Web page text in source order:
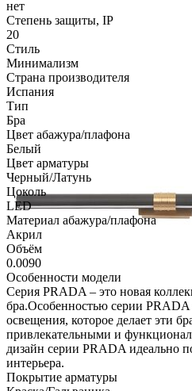
нет
Степень защиты, IP
20
Стиль
Минимализм
Страна производителя
Испания
Тип
Бра
Цвет абажура/плафона
Белый
Цвет арматуры
Черный/Латунь
Цоколь
LED
Материал абажура/плафона
Акрил
Объём
0.0090
Особенности модели
Серия PRADA – это новая
бра.Особенностью серии PRADA
освещения, которое делает эти
привлекательными и
дизайн серии PRADA идеально
интерьера.
Покрытие арматуры